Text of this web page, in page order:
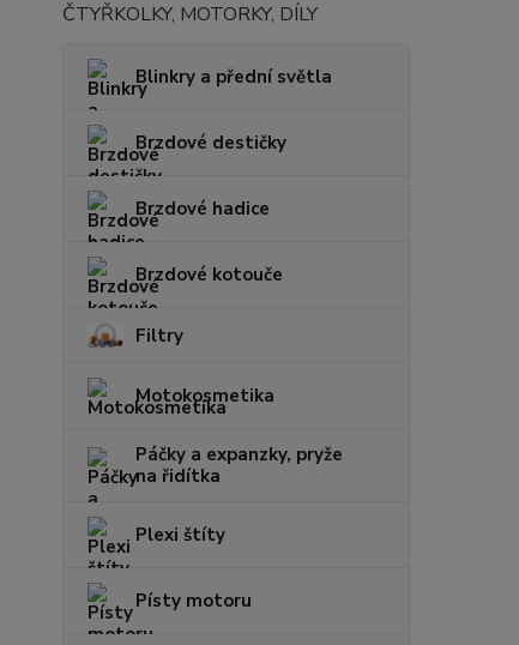
ČTYŘKOLKY, MOTORKY, DÍLY
Blinkry a přední světla
Brzdové destičky
Brzdové hadice
Brzdové kotouče
Filtry
Motokosmetika
Páčky a expanzky, pryže
na řidítka
Plexi štíty
Písty motoru